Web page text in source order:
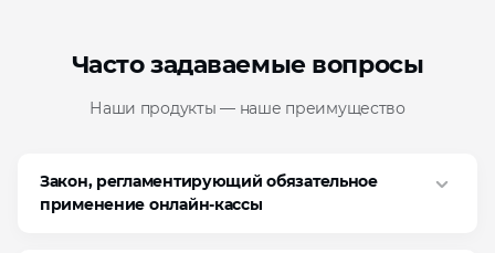
Часто задаваемые вопросы
Наши продукты — наше преимущество
Закон, регламентирующий обязательное
применение онлайн‑кассы